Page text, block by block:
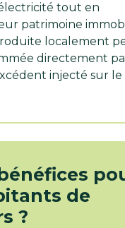
tout en
patrimoine
localement
directement
injecté sur le
de
?